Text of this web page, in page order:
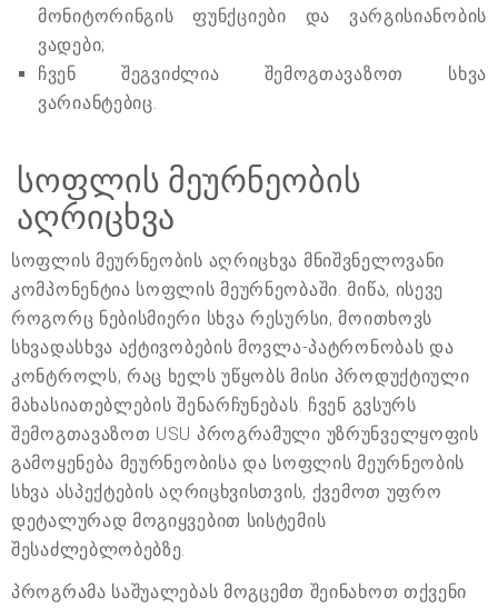
მონიტორინგის ფუნქციები და ვარგისიანობის
ვადები;
ჩვენ შეგვიძლია შემოგთავაზოთ სხვა
ვარიანტებიც.
სოფლის მეურნეობის
აღრიცხვა
სოფლის მეურნეობის აღრიცხვა მნიშვნელოვანი
კომპონენტია სოფლის მეურნეობაში. მიწა, ისევე
როგორც ნებისმიერი სხვა რესურსი, მოითხოვს
სხვადასხვა აქტივობების მოვლა-პატრონობას და
კონტროლს, რაც ხელს უწყობს მისი პროდუქტიული
მახასიათებლების შენარჩუნებას. ჩვენ გვსურს
შემოგთავაზოთ USU პროგრამული უზრუნველყოფის
გამოყენება მეურნეობისა და სოფლის მეურნეობის
სხვა ასპექტების აღრიცხვისთვის, ქვემოთ უფრო
დეტალურად მოგიყვებით სისტემის
შესაძლებლობებზე.
პროგრამა საშუალებას მოგცემთ შეინახოთ თქვენი